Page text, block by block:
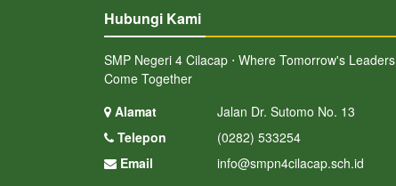
Hubungi Kami
SMP Negeri 4 Cilacap ⋅ Where Tomorrow's Leaders
Come Together
Alamat
Jalan Dr. Sutomo No. 13
Telepon
(0282) 533254
Email
info@smpn4cilacap.sch.id